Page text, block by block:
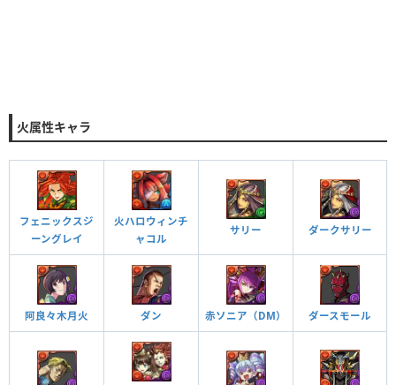
火属性キャラ
フェニックスジ
ーングレイ
火ハロウィンチ
ャコル
サリー ダークサリー
阿良々木月火 ダン 赤ソニア（DM） ダースモール